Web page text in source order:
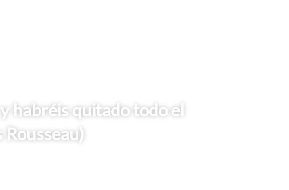
habréis quitado todo el